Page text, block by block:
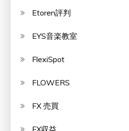
Etoren評判
EYS音楽教室
FlexiSpot
FLOWERS
FX 売買